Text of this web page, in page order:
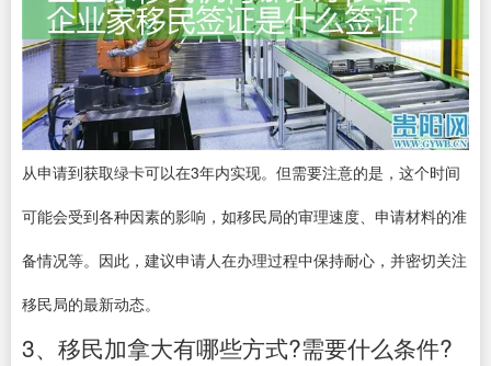
从申请到获取绿卡可以在3年内实现。但需要注意的是，这个时间
可能会受到各种因素的影响，如移民局的审理速度、申请材料的准
备情况等。因此，建议申请人在办理过程中保持耐心，并密切关注
移民局的最新动态。
3、移民加拿大有哪些方式?需要什么条件?